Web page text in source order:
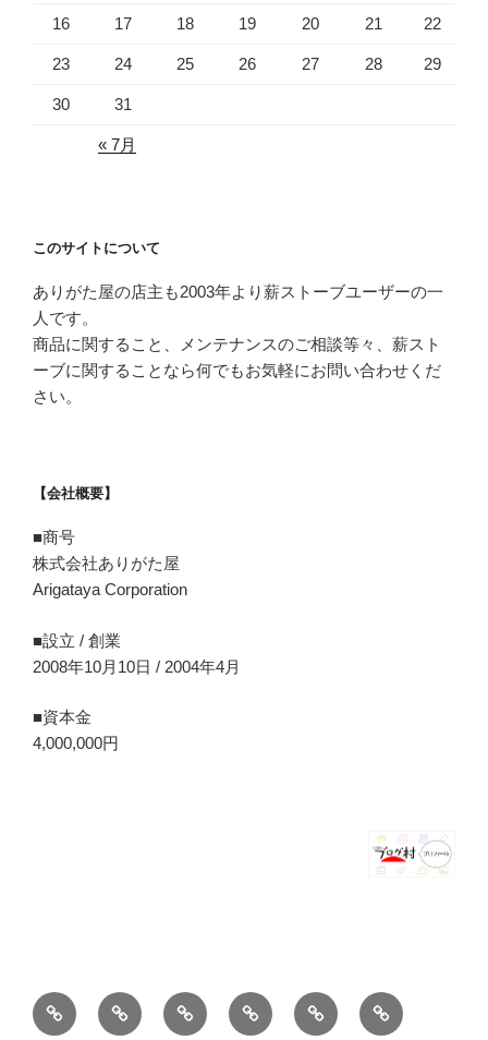
16 17 18 19 20 21 22
23 24 25 26 27 28 29
30 31
« 7月
このサイトについて
ありがた屋の店主も2003年より薪ストーブユーザーの一
人です。
商品に関すること、メンテナンスのご相談等々、薪スト
ーブに関することなら何でもお気軽にお問い合わせくだ
さい。
【会社概要】
■商号
株式会社ありがた屋
Arigataya Corporation
■設立 / 創業
2008年10月10日 / 2004年4月
■資本金
4,000,000円
ホ
ー
ブ
ロ
薪
ス
シ
ョ
お
問
バ
ー